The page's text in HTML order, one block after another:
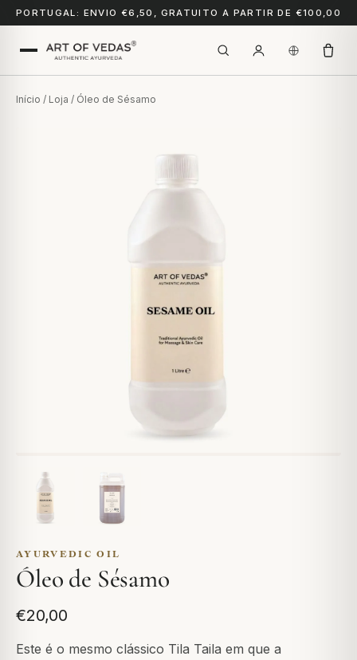
PORTUGAL: ENVIO €6,50, GRATUITO A PARTIR DE €100,00
Início / Loja / Óleo de Sésamo
AYURVEDIC OIL
Óleo de Sésamo
€20,00
Este é o mesmo clássico Tila Taila em que a